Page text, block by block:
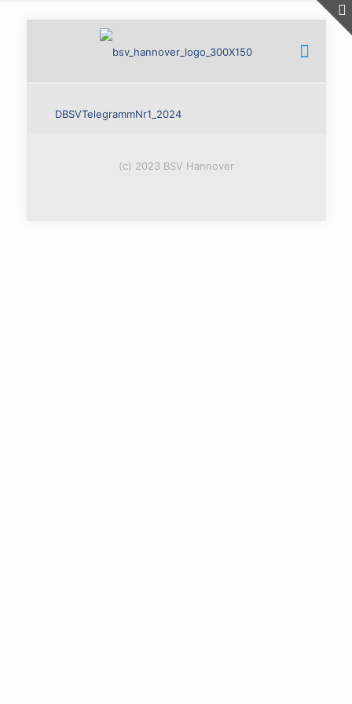
DBSVTelegrammNr1_2024
(c) 2023 BSV Hannover